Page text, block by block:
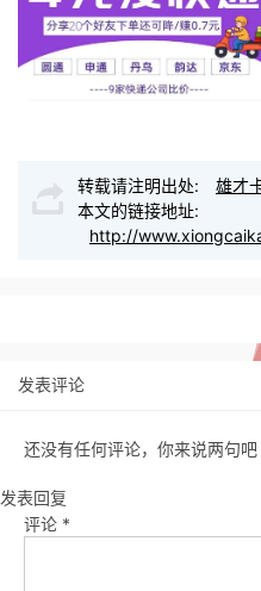
转载请注明出处:
雄才
本文的链接地址:
http://
发表评论
还没有任何评论，你来说两句吧
发表回复
评论 *